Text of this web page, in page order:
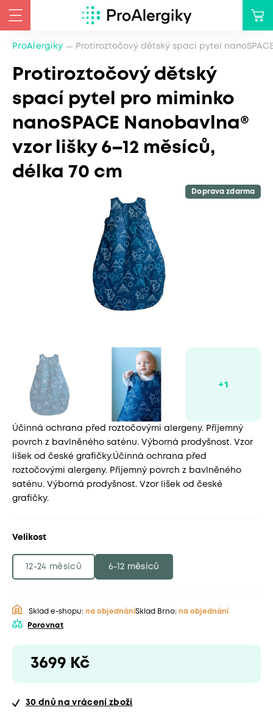
ProAlergiky Protiroztočový dětský spací pytel
Protiroztočový dětský
spací pytel pro miminko
nanoSPACE Nanobavlna®
vzor lišky 6–12 měsíců,
délka 70 cm
Doprava zdarma
Účinná ochrana před roztočovými alergeny. Příjemný
povrch z bavlněného saténu. Výborná prodyšnost. Vzor
lišek od české grafičky.Účinná ochrana před
roztočovými alergeny. Příjemný povrch z bavlněného
saténu. Výborná prodyšnost. Vzor lišek od české
grafičky.
Velikost
12-24 měsíců 6-12 měsíců
Sklad e-shopu: na objednáníSklad Brno: na objednání
Porovnat
3699 Kč
30 dnů na vrácení zboží